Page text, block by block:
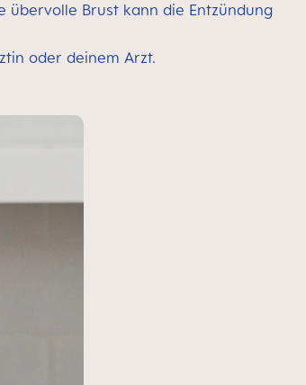
übervolle Brust kann die Entzündung
oder deinem Arzt.